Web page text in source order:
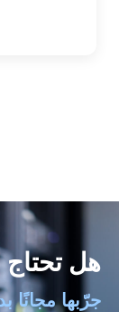
هل
جرّبها